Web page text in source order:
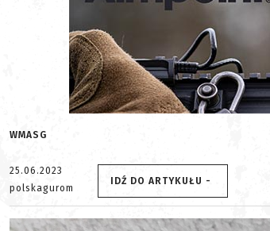
WMASG
25.06.2023
polskagurom
IDŹ DO ARTYKUŁU -